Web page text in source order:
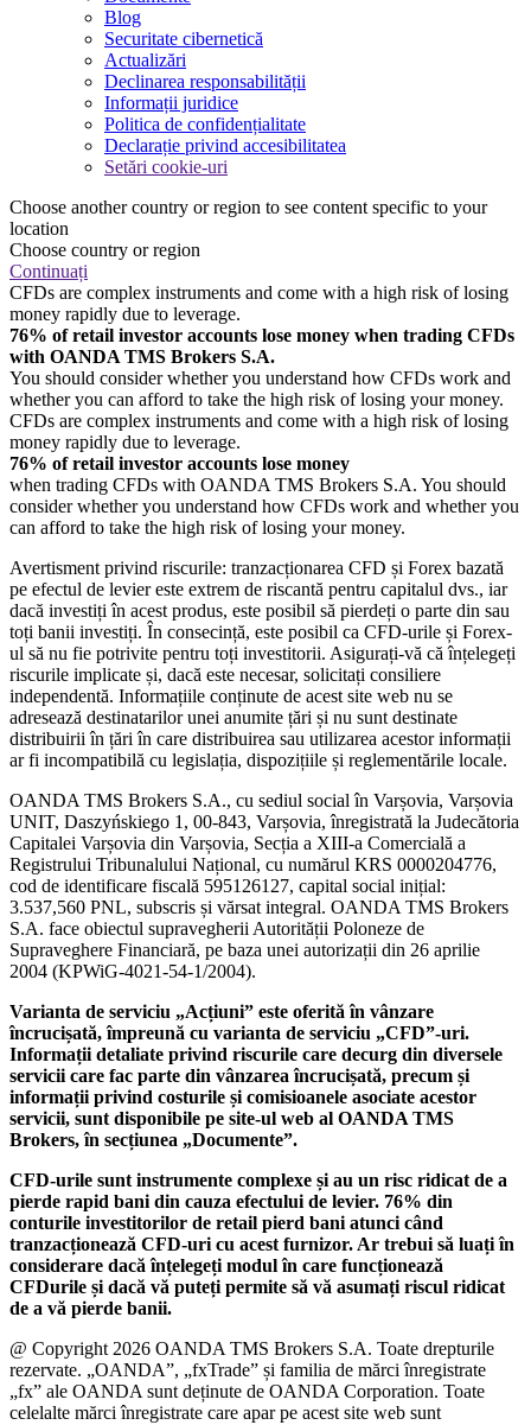
Blog
Securitate cibernetică
Actualizări
Declinarea responsabilității
Informații juridice
Politica de confidențialitate
Declarație privind accesibilitatea
Setări cookie-uri
Choose another country or region to see content specific to your
location
Choose country or region
Continuați
CFDs are complex instruments and come with a high risk of losing
money rapidly due to leverage.
76% of retail investor accounts lose money when trading CFDs
with OANDA TMS Brokers S.A.
You should consider whether you understand how CFDs work and
whether you can afford to take the high risk of losing your money.
CFDs are complex instruments and come with a high risk of losing
money rapidly due to leverage.
76% of retail investor accounts lose money
when trading CFDs with OANDA TMS Brokers S.A. You should
consider whether you understand how CFDs work and whether you
can afford to take the high risk of losing your money.
Avertisment privind riscurile: tranzacționarea CFD și Forex bazată
pe efectul de levier este extrem de riscantă pentru capitalul dvs., iar
dacă investiți în acest produs, este posibil să pierdeți o parte din sau
toți banii investiți. În consecință, este posibil ca CFD-urile și Forex-
ul să nu fie potrivite pentru toți investitorii. Asigurați-vă că înțelegeți
riscurile implicate și, dacă este necesar, solicitați consiliere
independentă. Informațiile conținute de acest site web nu se
adresează destinatarilor unei anumite țări și nu sunt destinate
distribuirii în țări în care distribuirea sau utilizarea acestor informații
ar fi incompatibilă cu legislația, dispozițiile și reglementările locale.
OANDA TMS Brokers S.A., cu sediul social în Varșovia, Varșovia
UNIT, Daszyńskiego 1, 00-843, Varșovia, înregistrată la Judecătoria
Capitalei Varșovia din Varșovia, Secția a XIII-a Comercială a
Registrului Tribunalului Național, cu numărul KRS 0000204776,
cod de identificare fiscală 595126127, capital social inițial:
3.537,560 PNL, subscris și vărsat integral. OANDA TMS Brokers
S.A. face obiectul supravegherii Autorității Poloneze de
Supraveghere Financiară, pe baza unei autorizații din 26 aprilie
2004 (KPWiG-4021-54-1/2004).
Varianta de serviciu „Acțiuni” este oferită în vânzare
încrucișată, împreună cu varianta de serviciu „CFD”-uri.
Informații detaliate privind riscurile care decurg din diversele
servicii care fac parte din vânzarea încrucișată, precum și
informații privind costurile și comisioanele asociate acestor
servicii, sunt disponibile pe site-ul web al OANDA TMS
Brokers, în secțiunea „Documente”.
CFD-urile sunt instrumente complexe și au un risc ridicat de a
pierde rapid bani din cauza efectului de levier. 76% din
conturile investitorilor de retail pierd bani atunci când
tranzacționează CFD-uri cu acest furnizor. Ar trebui să luați în
considerare dacă înțelegeți modul în care funcționează
CFDurile și dacă vă puteți permite să vă asumați riscul ridicat
de a vă pierde banii.
@ Copyright 2026 OANDA TMS Brokers S.A. Toate drepturile
rezervate. „OANDA”, „fxTrade” și familia de mărci înregistrate
„fx” ale OANDA sunt deținute de OANDA Corporation. Toate
celelalte mărci înregistrate care apar pe acest site web sunt